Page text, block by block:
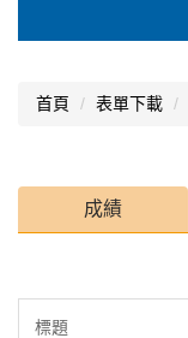
到
教師使用
其他
首頁 表單下載
成績